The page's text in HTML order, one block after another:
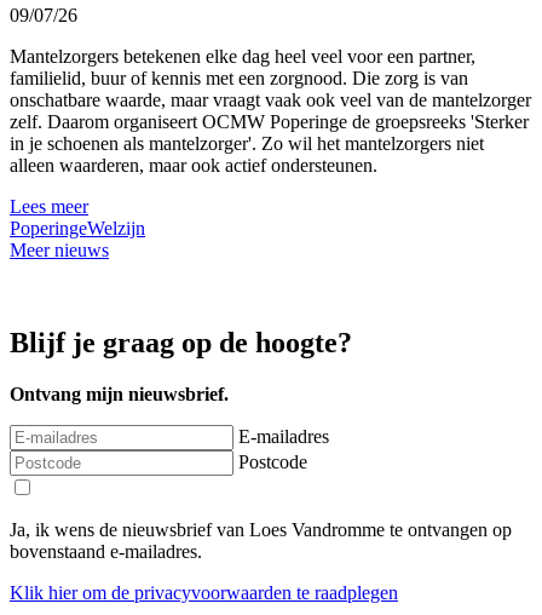
09/07/26
Mantelzorgers betekenen elke dag heel veel voor een partner,
familielid, buur of kennis met een zorgnood. Die zorg is van
onschatbare waarde, maar vraagt vaak ook veel van de mantelzorger
zelf. Daarom organiseert OCMW Poperinge de groepsreeks 'Sterker
in je schoenen als mantelzorger'. Zo wil het mantelzorgers niet
alleen waarderen, maar ook actief ondersteunen.
Lees meer
PoperingeWelzijn
Meer nieuws
Blijf je graag op de hoogte?
Ontvang mijn nieuwsbrief.
E-mailadres
Postcode
Ja, ik wens de nieuwsbrief van Loes Vandromme te ontvangen op
bovenstaand e-mailadres.
Klik hierom de privacyvoorwaarden te raadplegen